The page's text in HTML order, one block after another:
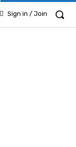
Sign in / Join